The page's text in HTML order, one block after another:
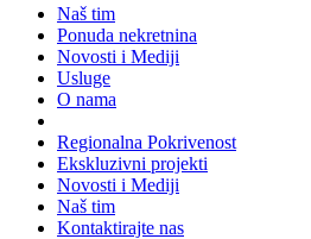
Naš tim
Ponuda nekretnina
Novosti i Mediji
Usluge
O nama
Regionalna Pokrivenost
Ekskluzivni projekti
Novosti i Mediji
Naš tim
Kontaktirajte nas